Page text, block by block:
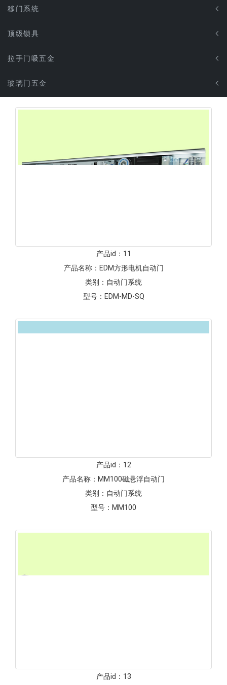
移门系统
顶级锁具
拉手门吸五金
玻璃门五金
产品id： 11
产品名称： EDM方形电机自动门
类别： 自动门系统
型号： EDM-MD-SQ
产品id： 12
产品名称： MM100磁悬浮自动门
类别： 自动门系统
型号： MM100
产品id： 13